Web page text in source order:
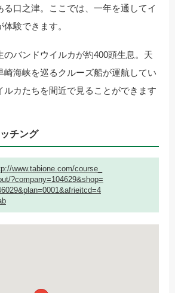
る口之津。ここでは、一年を通してイ
験できます。
のバンドウイルカが約400頭生息。天
崎海峡を巡るクルーズ船が運航してい
ルカたちを間近で見ることができます
チング
www.tabione.com/course_
?company=104629&shop=